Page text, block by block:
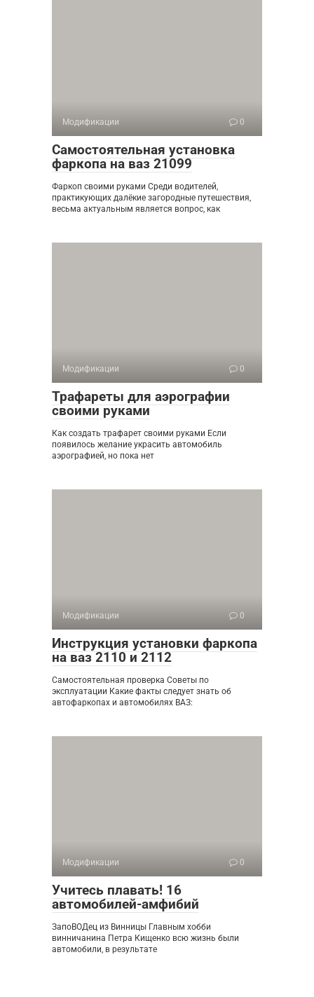
Модификации 0
Самостоятельная установка
фаркопа на ваз 21099
Фаркоп своими руками Среди водителей,
практикующих далёкие загородные путешествия,
весьма актуальным является вопрос, как
Модификации 0
Трафареты для аэрографии
своими руками
Как создать трафарет своими руками Если
появилось желание украсить автомобиль
аэрографией, но пока нет
Модификации 0
Инструкция установки фаркопа
на ваз 2110 и 2112
Самостоятельная проверка Советы по
эксплуатации Какие факты следует знать об
автофаркопах и автомобилях ВАЗ:
Модификации 0
Учитесь плавать! 16
автомобилей-амфибий
ЗапоВОДец из Винницы Главным хобби
винничанина Петра Кищенко всю жизнь были
автомобили, в результате